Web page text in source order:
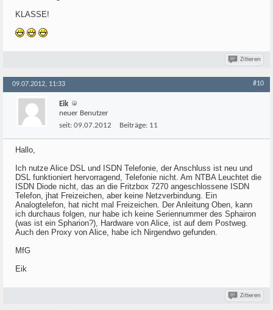
KLASSE!
Zitieren
09.07.2012, 11:33 #10
Eik
neuer Benutzer
seit: 09.07.2012 Beiträge: 11
Hallo,
Ich nutze Alice DSL und ISDN Telefonie, der Anschluss ist neu und
DSL funktioniert hervorragend, Telefonie nicht. Am NTBA Leuchtet die
ISDN Diode nicht, das an die Fritzbox 7270 angeschlossene ISDN
Telefon, jhat Freizeichen, aber keine Netzverbindung. Ein
Analogtelefon, hat nicht mal Freizeichen. Der Anleitung Oben, kann
ich durchaus folgen, nur habe ich keine Seriennummer des Sphairon
(was ist ein Spharion?), Hardware von Alice, ist auf dem Postweg.
Auch den Proxy von Alice, habe ich Nirgendwo gefunden.
MfG
Eik
Zitieren